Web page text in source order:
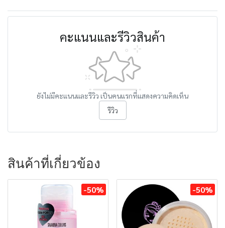
คะแนนและรีวิวสินค้า
ยังไม่มีคะแนนและรีวิว เป็นคนแรกที่แสดงความคิดเห็น
รีวิว
สินค้าที่เกี่ยวข้อง
-50% -50%